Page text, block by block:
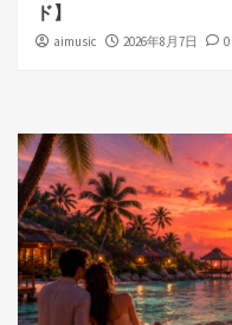
ド】
aimusic 2026年8月7日 0